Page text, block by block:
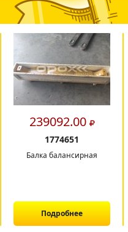
239092.00
1774651
Балка балансирная
Подробнее